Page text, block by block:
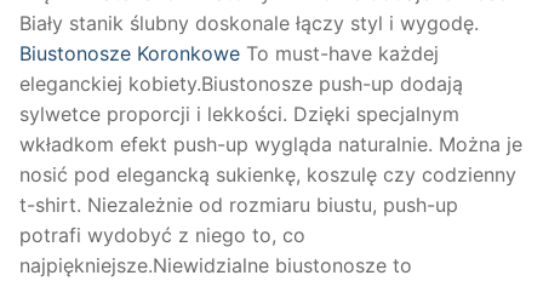
Biały stanik ślubny doskonale łączy styl i wygodę.
Biustonosze Koronkowe To must-have każdej
eleganckiej kobiety.Biustonosze push-up dodają
sylwetce proporcji i lekkości. Dzięki specjalnym
wkładkom efekt push-up wygląda naturalnie. Można je
nosić pod elegancką sukienkę, koszulę czy codzienny
t-shirt. Niezależnie od rozmiaru biustu, push-up
potrafi wydobyć z niego to, co
najpiękniejsze.Niewidzialne biustonosze to